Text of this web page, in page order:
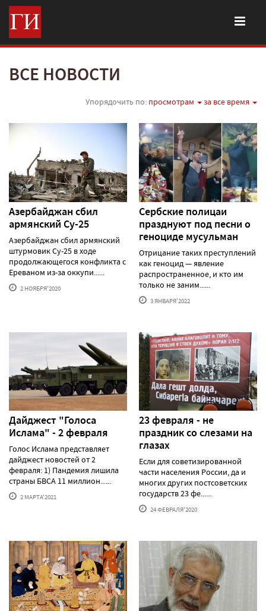
ВСЕ НОВОСТИ
Упорядочить по: просмотрам за все время
Азербайджан сбил
армянский Су-25
Азербайджан сбил армянский
штурмовик Су-25 в ходе
продолжающегося конфликта с
Ереваном из-за оккупи......
2 НОЯБРЯ'2020
Сербские полицаи
празднуют под песни о
геноциде мусульман
Отрицание таких преступлений
как геноцид — явление
распространенное, и кто им
только не заним......
3 ЯНВАРЯ'2022
Дайджест "Голоса
Ислама" - 2 февраля
Голос Ислама представляет
дайджест новостей от 2
февраля: 1) Пандемия лишила
страны БВСА 11 миллион......
2 МАРТА'2021
23 февраля - не
праздник со слезами на
глазах
Если для советизированной
части населения России, да и
многих других постсоветских
государств 23 фе......
24 ФЕВРАЛЯ'2020